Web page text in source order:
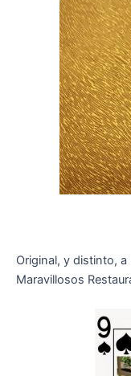
Original, y distinto,
Maravillosos